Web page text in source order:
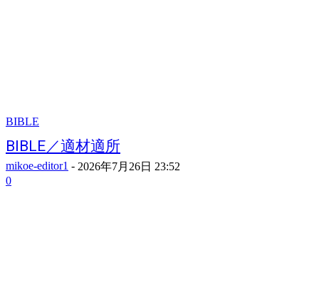
BIBLE
BIBLE／適材適所
mikoe-editor1 - 2026年7月26日 23:52
0